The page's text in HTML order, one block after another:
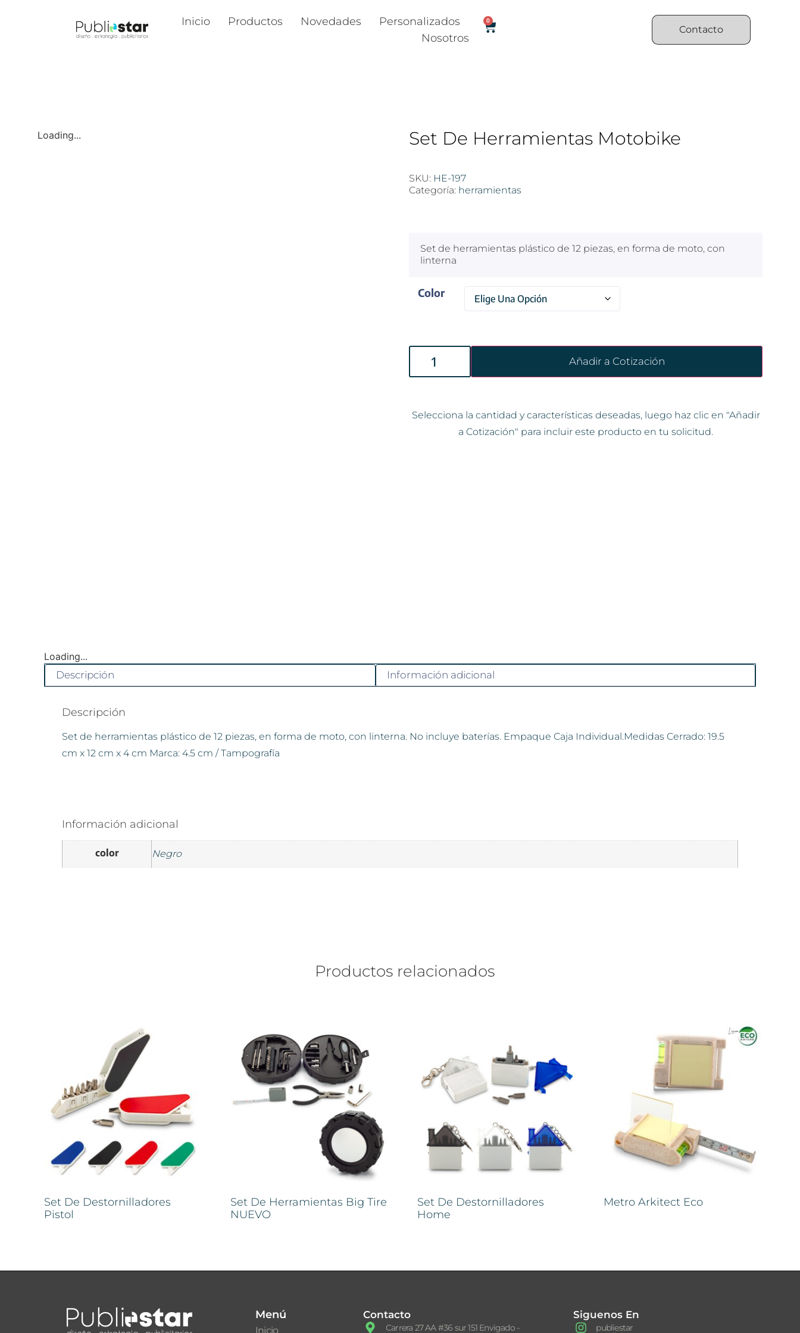
Inicio Productos Novedades
Personalizados
Nosotros
0
Contacto
Loading... Set De Herramientas Motobike
SKU: HE-197
Categoría: herramientas
Set de herramientas plástico de 12 piezas, en forma de moto, con
linterna
Color
Añadir a Cotización
Selecciona la cantidad y características deseadas, luego haz clic en "Añadir
a Cotización" para incluir este producto en tu solicitud.
Loading...
Descripción
Información adicional
Descripción
Set de herramientas plástico de 12 piezas, en forma de moto, con linterna. No incluye baterías. Empaque Caja Individual.Medidas Cerrado: 19.5
cm x 12 cm x 4 cm Marca: 4.5 cm / Tampografía
Información adicional
color Negro
Productos relacionados
Set De Destornilladores
Pistol
Set De Herramientas Big Tire
NUEVO
Set De Destornilladores
Home
Metro Arkitect Eco
Menú
Inicio
Contacto
Carrera 27 AA #36 sur 151 Envigado -
Siguenos En
publiestar